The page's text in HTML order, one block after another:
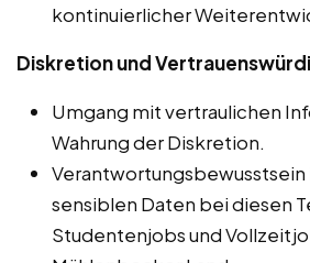
kontinuierlicher
Diskretion und
Umgang mit vertraulichen
Wahrung der Diskretion.
Verantwortungsbewusstsein
sensiblen Daten bei diesen
Studentenjobs und